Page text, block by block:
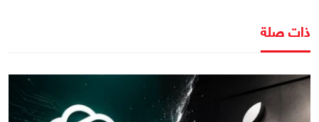
ذات صلة